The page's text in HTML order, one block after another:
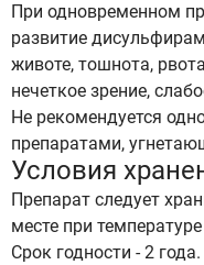
При одновременном
развитие
животе, тошнота,
нечеткое зрение,
Не рекомендуется
препаратами,
Условия
Препарат следует
месте при
Срок годности - 2 года.